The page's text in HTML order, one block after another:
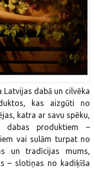
dabā un cilvēka
kas aizgūti no
katra ar savu spēku,
dabas produktiem –
vai sulām turpat no
un tradīcijas mums,
– slotiņas no kadiķīša